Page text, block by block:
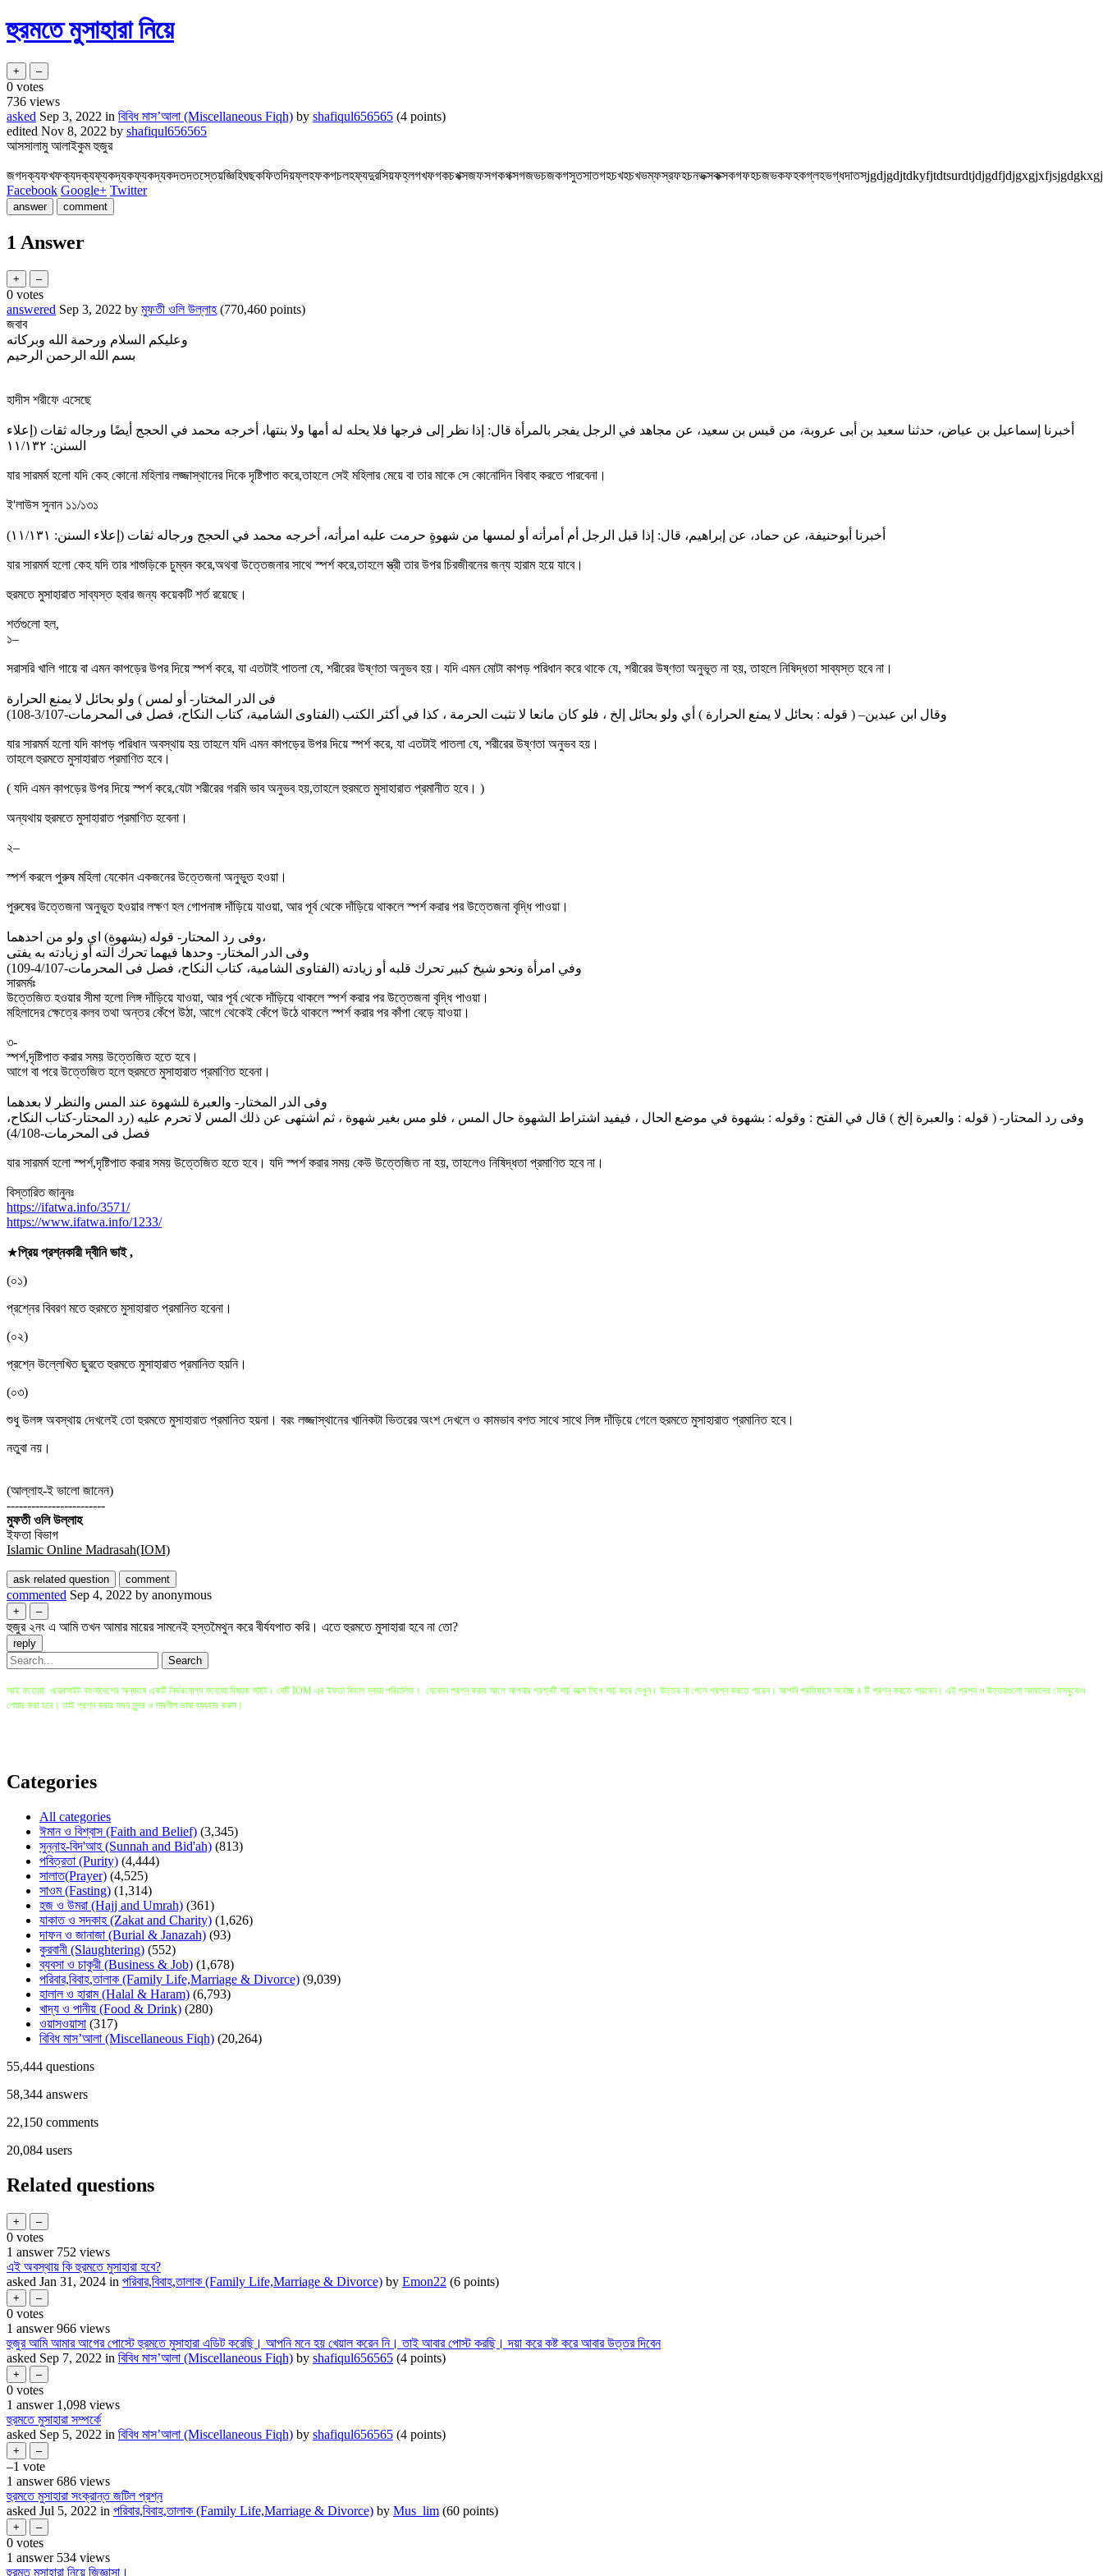
হুরমতে মুসাহারা নিয়ে
0 votes
736 views
asked Sep 3, 2022 in বিবিধ মাস’আলা (Miscellaneous Fiqh) by shafiqul656565 (4 points)
edited Nov 8, 2022 by shafiqul656565
আসসালামু আলাইকুম হুজুর
Facebook Google+ Twitter
1 Answer
0 votes
answered Sep 3, 2022 by মুফতী ওলি উল্লাহ (770,460 points)
জবাব
হাদীস শরীফে এসেছে
أخبرنا إسماعیل بن عیاض، حدثنا سعید بن أبی عروبة، من قیس بن سعید، عن مجاهد في الرجل یفجر بالمرأة قال: إذا نظر إلی فرجها فلا یحله له أمها ولا بنتها، أخرجه محمد في الحجج أیضًا ورجاله ثقات (إعلاء
السنن: ۱۱/۱۳۲
যার সারমর্ম হলো যদি কেহ কোনো মহিলার লজ্জাস্থানের দিকে দৃষ্টিপাত করে,তাহলে সেই মহিলার মেয়ে বা তার মাকে সে কোনোদিন বিবাহ করতে পারবেনা।
ই'লাউস সুনান ১১/১৩১
أخبرنا أبوحنیفة، عن حماد، عن إبراهیم، قال: إذا قبل الرجل أم أمرأته أو لمسها من شهوةٍ حرمت علیه امرأته، أخرجه محمد في الحجج ورجاله ثقات (إعلاء السنن: ۱۱/۱۳۱)
যার সারমর্ম হলো কেহ যদি তার শাশুড়িকে চুম্বন করে,অথবা উত্তেজনার সাথে স্পর্শ করে,তাহলে স্ত্রী তার উপর চিরজীবনের জন্য হারাম হয়ে যাবে।
হুরমতে মুসাহারাত সাব্যস্ত হবার জন্য কয়েকটি শর্ত রয়েছে।
শর্তগুলো হল,
১–
সরাসরি খালি গায়ে বা এমন কাপড়ের উপর দিয়ে স্পর্শ করে, যা এতটাই পাতলা যে, শরীরের উষ্ণতা অনুভব হয়। যদি এমন মোটা কাপড় পরিধান করে থাকে যে, শরীরের উষ্ণতা অনুভূত না হয়, তাহলে নিষিদ্ধতা সাব্যস্ত হবে না।
فى الدر المختار- أو لمس ) ولو بحائل لا يمنع الحرارة
وقال ابن عبدين– ( قوله : بحائل لا يمنع الحرارة ) أي ولو بحائل إلخ ، فلو كان مانعا لا تثبت الحرمة ، كذا في أكثر الكتب (الفتاوى الشامية، كتاب النكاح، فصل فى المحرمات-3/107-108)
যার সারমর্ম হলো যদি কাপড় পরিধান অবস্থায় হয় তাহলে যদি এমন কাপড়ের উপর দিয়ে স্পর্শ করে, যা এতটাই পাতলা যে, শরীরের উষ্ণতা অনুভব হয়।
তাহলে হুরমতে মুসাহারাত প্রমাণিত হবে।
( যদি এমন কাপড়ের উপর দিয়ে স্পর্শ করে,যেটা শরীরের গরমি ভাব অনুভব হয়,তাহলে হুরমতে মুসাহারাত প্রমানীত হবে। )
অন্যথায় হুরমতে মুসাহারাত প্রমাণিত হবেনা।
২–
স্পর্শ করলে পুরুষ মহিলা যেকোন একজনের উত্তেজনা অনুভুত হওয়া।
পুরুষের উত্তেজনা অনুভূত হওয়ার লক্ষণ হল গোপনাঙ্গ দাঁড়িয়ে যাওয়া, আর পূর্ব থেকে দাঁড়িয়ে থাকলে স্পর্শ করার পর উত্তেজনা বৃদ্ধি পাওয়া।
وفى رد المحتار- قوله (بشهوة) اي ولو من احدهما،
وفى الدر المختار- وحدها فيهما تحرك آلته أو زيادته به يفتى
সারমর্মঃ
উত্তেজিত হওয়ার সীমা হলো লিঙ্গ দাঁড়িয়ে যাওয়া, আর পূর্ব থেকে দাঁড়িয়ে থাকলে স্পর্শ করার পর উত্তেজনা বৃদ্ধি পাওয়া।
মহিলাদের ক্ষেত্রে কলব তথা অন্তর কেঁপে উঠা, আগে থেকেই কেঁপে উঠে থাকলে স্পর্শ করার পর কাঁপা বেড়ে যাওয়া।
৩-
স্পর্শ,দৃষ্টিপাত করার সময় উত্তেজিত হতে হবে।
আগে বা পরে উত্তেজিত হলে হুরমতে মুসাহারাত প্রমাণিত হবেনা।
وفى الدر المختار- والعبرة للشهوة عند المس والنظر لا بعدهما
وفى رد المحتار- ( قوله : والعبرة إلخ ) قال في الفتح : وقوله : بشهوة في موضع الحال ، فيفيد اشتراط الشهوة حال المس ، فلو مس بغير شهوة ، ثم اشتهى عن ذلك المس لا تحرم عليه (رد المحتار-كتاب النكاح،
فصل فى المحرمات-4/108)
যার সারমর্ম হলো স্পর্শ,দৃষ্টিপাত করার সময় উত্তেজিত হতে হবে। যদি স্পর্শ করার সময় কেউ উত্তেজিত না হয়, তাহলেও নিষিদ্ধতা প্রমাণিত হবে না।
বিস্তারিত জানুনঃ
https://ifatwa.info/3571/
https://www.ifatwa.info/1233/
★প্রিয় প্রশ্নকারী দ্বীনি ভাই ,
(০১)
প্রশ্নের বিবরণ মতে হুরমতে মুসাহারাত প্রমানিত হবেনা।
(০২)
প্রশ্নে উল্লেখিত ছুরতে হুরমতে মুসাহারাত প্রমানিত হয়নি।
(০৩)
শুধু উলঙ্গ অবস্থায় দেখলেই তো হুরমতে মুসাহারাত প্রমানিত হয়না। বরং লজ্জাস্থানের খানিকটা ভিতরের অংশ দেখলে ও কামভাব বশত সাথে সাথে লিঙ্গ দাঁড়িয়ে গেলে হুরমতে মুসাহারাত প্রমানিত হবে।
নতুবা নয়।
(আল্লাহ-ই ভালো জানেন)
------------------------
মুফতী ওলি উল্লাহ
ইফতা বিভাগ
Islamic Online Madrasah(IOM)
commented Sep 4, 2022 by anonymous
হুজুর ২নং এ আমি তখন আমার মায়ের সামনেই হস্তমৈথুন করে বীর্যযপাত করি। এতে হুরমতে মুসাহারা হবে না তো?
আই ফতোয়া ওয়েবসাইট বাংলাদেশের অন্যতম একটি নির্ভরযোগ্য ফতোয়া বিষয়ক সাইট। যেটি IOM এর ইফতা বিভাগ দ্বারা পরিচালিত। যেকোন প্রশ্ন করার আগে আপনার প্রশ্নটি সার্চ বক্সে লিখে সার্চ করে দেখুন। উত্তর না পেলে প্রশ্ন করতে পারেন। আপনি প্রতিমাসে সর্বোচ্চ ৪ টি প্রশ্ন করতে পারবেন। এই প্রশ্ন ও উত্তরগুলো আমাদের ফেসবুকেও
শেয়ার করা হবে। তাই প্রশ্ন করার সময় সুন্দর ও সাবলীল ভাষা ব্যবহার করুন।
Categories
All categories
ঈমান ও বিশ্বাস (Faith and Belief) (3,345)
সুন্নাহ-বিদ'আহ (Sunnah and Bid'ah) (813)
পবিত্রতা (Purity) (4,444)
সালাত(Prayer) (4,525)
সাওম (Fasting) (1,314)
হজ ও উমরা (Hajj and Umrah) (361)
যাকাত ও সদকাহ (Zakat and Charity) (1,626)
দাফন ও জানাজা (Burial & Janazah) (93)
কুরবানী (Slaughtering) (552)
ব্যবসা ও চাকুরী (Business & Job) (1,678)
পরিবার,বিবাহ,তালাক (Family Life,Marriage & Divorce) (9,039)
হালাল ও হারাম (Halal & Haram) (6,793)
খাদ্য ও পানীয় (Food & Drink) (280)
ওয়াসওয়াসা (317)
বিবিধ মাস’আলা (Miscellaneous Fiqh) (20,264)
55,444 questions
58,344 answers
22,150 comments
20,084 users
Related questions
0 votes
1 answer 752 views
এই অবস্থায় কি হুরমতে মুসাহারা হবে?
asked Jan 31, 2024 in পরিবার,বিবাহ,তালাক (Family Life,Marriage & Divorce) by Emon22 (6 points)
0 votes
1 answer 966 views
হুজুর আমি আমার আগের পোস্টে হুরমতে মুসাহারা এডিট করেছি। আপনি মনে হয় খেয়াল করেন নি। তাই আবার পোস্ট করছি। দয়া করে কষ্ট করে আবার উত্তর দিবেন
asked Sep 7, 2022 in বিবিধ মাস’আলা (Miscellaneous Fiqh) by shafiqul656565 (4 points)
0 votes
1 answer 1,098 views
হুরমতে মুসাহারা সম্পর্কে
asked Sep 5, 2022 in বিবিধ মাস’আলা (Miscellaneous Fiqh) by shafiqul656565 (4 points)
–1 vote
1 answer 686 views
হুরমতে মুসাহারা সংক্রান্ত জটিল প্রশ্ন
asked Jul 5, 2022 in পরিবার,বিবাহ,তালাক (Family Life,Marriage & Divorce) by Mus_lim (60 points)
0 votes
1 answer 534 views
হুরমত মুসাহারা নিয়ে জিজ্ঞাসা।